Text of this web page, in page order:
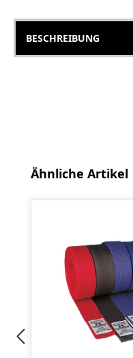
BESCHREIBUNG
Produktgalerie
Ähnliche Artikel